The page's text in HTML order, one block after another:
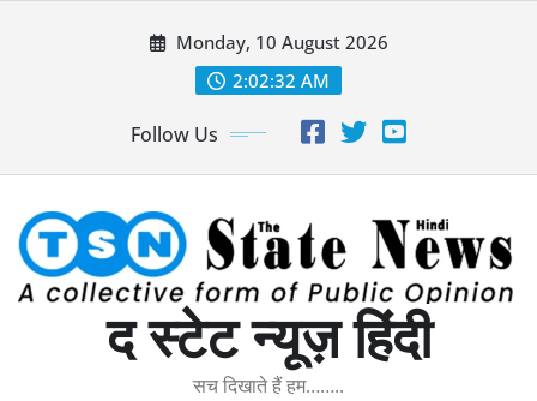
Monday, 10 August 2026
2:02:33 AM
Follow Us
द स्टेट न्यूज़ हिंदी
सच दिखाते हैं हम……..